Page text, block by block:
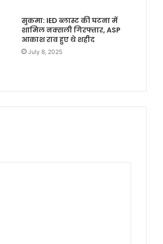
सुकमा: IED ब्लास्ट की घटना में
शामिल नक्सली गिरफ्तार, ASP
आकाश राव हुए थे शहीद
July 8, 2025